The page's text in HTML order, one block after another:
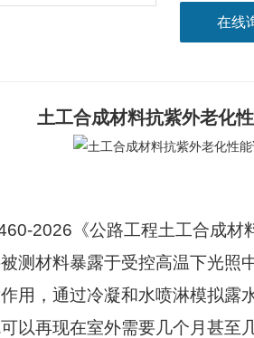
在线
土工合成材料抗紫外老化
2026 《公路工程土工合成
测材料暴露于受控高温下光照
用，通过冷凝和水喷淋模拟露
以再现在室外需要几个月甚至